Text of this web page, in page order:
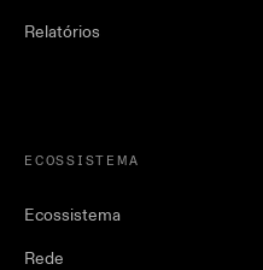
Relatórios
ECOSSISTEMA
Ecossistema
Rede